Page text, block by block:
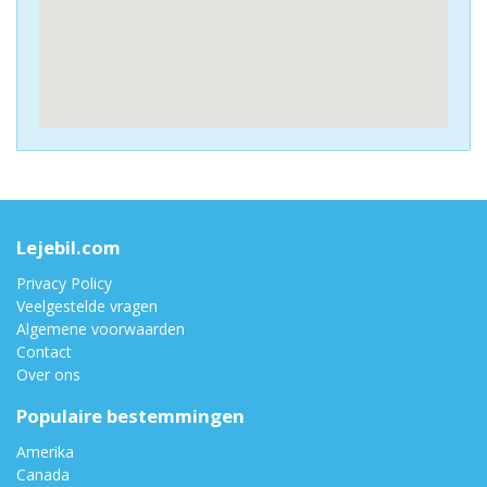
Lejebil.com
Privacy Policy
Veelgestelde vragen
Algemene voorwaarden
Contact
Over ons
Populaire bestemmingen
Amerika
Canada